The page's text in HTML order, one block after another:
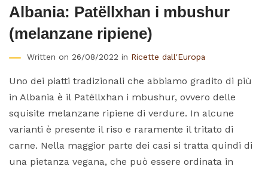
Albania: Patëllxhan i mbushur
(melanzane ripiene)
Written on 26/08/2022 in Ricette dall'Europa
Uno dei piatti tradizionali che abbiamo gradito di più
in Albania è il Patëllxhan i mbushur, ovvero delle
squisite melanzane ripiene di verdure. In alcune
varianti è presente il riso e raramente il tritato di
carne. Nella maggior parte dei casi si tratta quindi di
una pietanza vegana, che può essere ordinata in